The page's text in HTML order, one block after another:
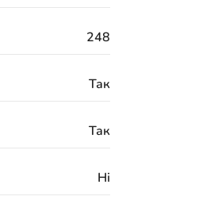
248
Так
Так
Ні